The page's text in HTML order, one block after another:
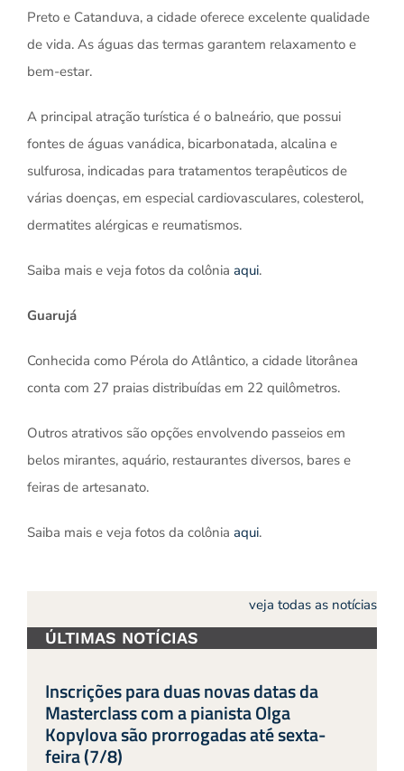
Preto e Catanduva, a cidade oferece excelente qualidade
de vida. As águas das termas garantem relaxamento e
bem-estar.
A principal atração turística é o balneário, que possui
fontes de águas vanádica, bicarbonatada, alcalina e
sulfurosa, indicadas para tratamentos terapêuticos de
várias doenças, em especial cardiovasculares, colesterol,
dermatites alérgicas e reumatismos.
Saiba mais e veja fotos da colônia aqui.
Guarujá
Conhecida como Pérola do Atlântico, a cidade litorânea
conta com 27 praias distribuídas em 22 quilômetros.
Outros atrativos são opções envolvendo passeios em
belos mirantes, aquário, restaurantes diversos, bares e
feiras de artesanato.
Saiba mais e veja fotos da colônia aqui.
veja todas as notícias
ÚLTIMAS NOTÍCIAS
Inscrições para duas novas datas da
Masterclass com a pianista Olga
Kopylova são prorrogadas até sexta-
feira (7/8)